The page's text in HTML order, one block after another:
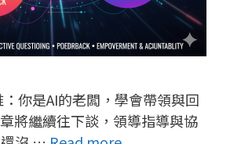
你是AI的老闆，學會帶領與回
將繼續往下談，領導指導與協